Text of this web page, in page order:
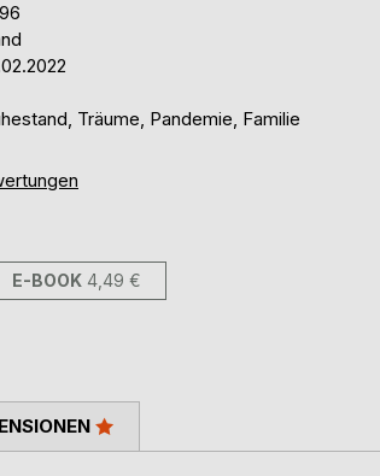
Träume, Pandemie, Familie
E-BOOK 4,49 €